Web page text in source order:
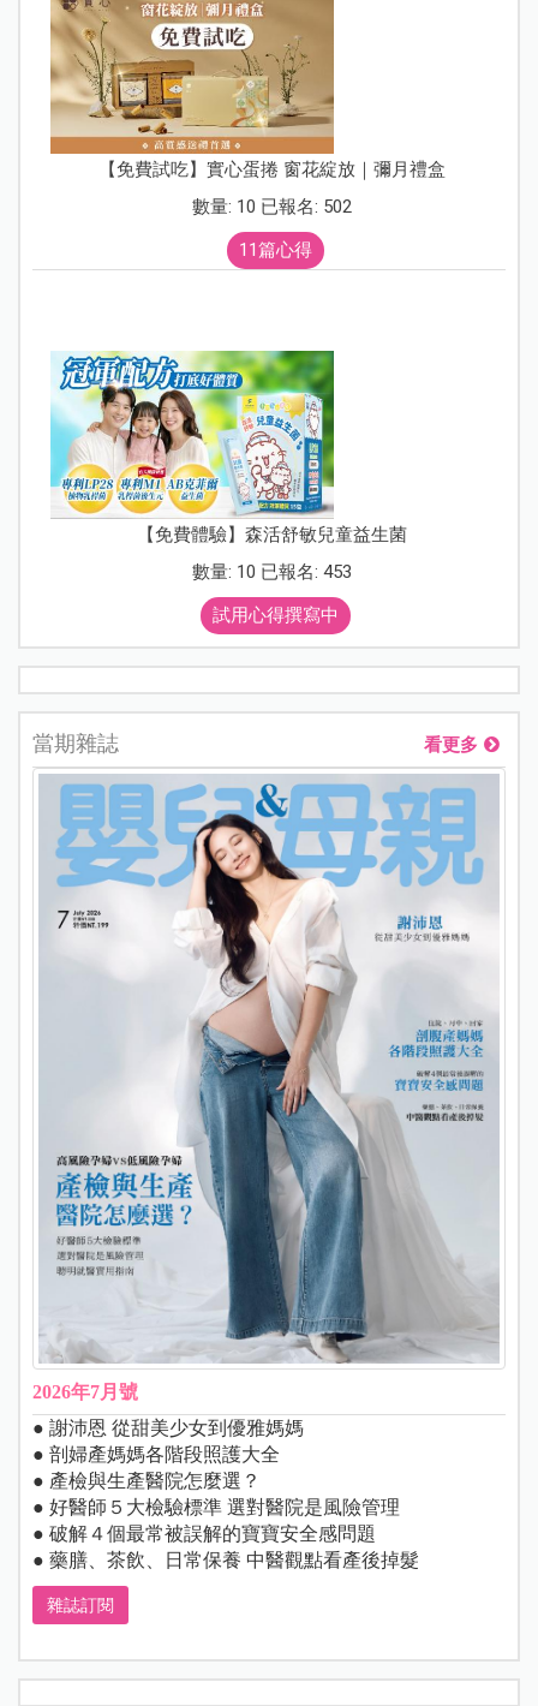
【免費試吃】實心蛋捲 窗花綻放｜彌月禮盒
數量: 10 已報名: 502
11篇心得
【免費體驗】森活舒敏兒童益生菌
數量: 10 已報名: 453
試用心得撰寫中
當期雜誌 看更多
2026年7月號
● 謝沛恩 從甜美少女到優雅媽媽
● 剖婦產媽媽各階段照護大全
● 產檢與生產醫院怎麼選？
● 好醫師５大檢驗標準 選對醫院是風險管理
● 破解４個最常被誤解的寶寶安全感問題
● 藥膳、茶飲、日常保養 中醫觀點看產後掉髮
雜誌訂閱